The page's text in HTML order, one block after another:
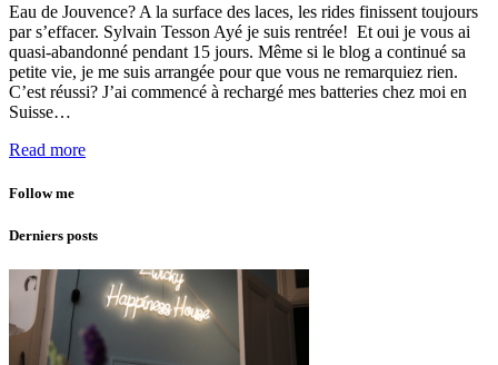
Eau de Jouvence? A la surface des laces, les rides finissent toujours
par s’effacer. Sylvain Tesson Ayé je suis rentrée! Et oui je vous ai
quasi-abandonné pendant 15 jours. Même si le blog a continué sa
petite vie, je me suis arrangée pour que vous ne remarquiez rien.
C’est réussi? J’ai commencé à rechargé mes batteries chez moi en
Suisse…
Read more
Follow me
Derniers posts